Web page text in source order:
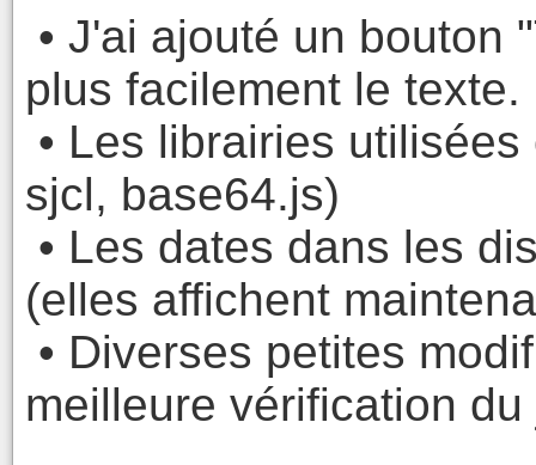
• J'ai ajouté un bouton
plus facilement le texte.
• Les librairies
sjcl, base64.js)
• Les dates dans les
(elles affichent
• Diverses petites
meilleure vérification